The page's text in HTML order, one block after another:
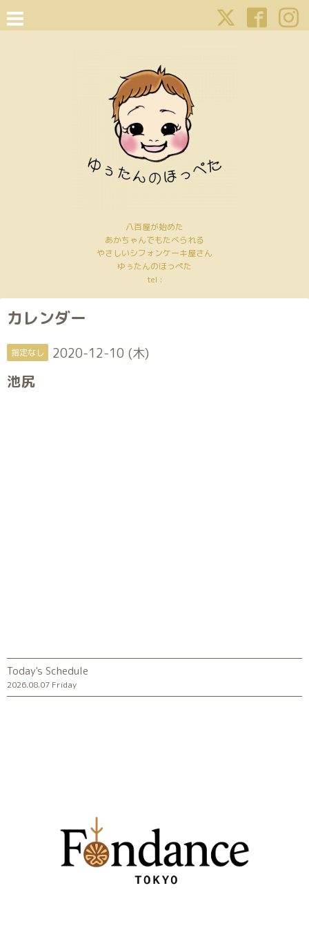
八百屋が始めた
あかちゃんでもたべられる
やさしいシフォンケーキ屋さん
ゆぅたんのほっぺた
tel :
カレンダー
指定なし 2020-12-10 (木)
池尻
Today's Schedule
2026.08.07 Friday